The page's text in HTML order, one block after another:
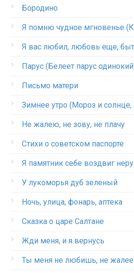
Бородино
Я помню чудное мгновенье
Я вас любил, любовь еще,
Парус (Белеет парус
Письмо матери
Зимнее утро (Мороз и
Не жалею, не зову, не плачу
Стихи о советском паспорте
Я памятник себе воздвиг
У лукоморья дуб зеленый
Ночь, улица, фонарь, аптека
Сказка о царе Салтане
Жди меня, и я вернусь
Ты меня не любишь, не